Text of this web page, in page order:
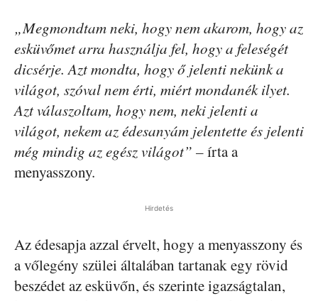
„Megmondtam neki, hogy nem akarom, hogy az
esküvőmet arra használja fel, hogy a feleségét
dicsérje. Azt mondta, hogy ő jelenti nekünk a
világot, szóval nem érti, miért mondanék ilyet.
Azt válaszoltam, hogy nem, neki jelenti a
világot, nekem az édesanyám jelentette és jelenti
még mindig az egész világot” –írta a
menyasszony.
Hirdetés
Az édesapja azzal érvelt, hogy a menyasszony és
a vőlegény szülei általában tartanak egy rövid
beszédet az esküvőn, és szerinte igazságtalan,